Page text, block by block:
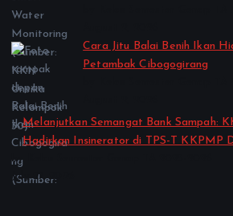
Cara Jitu Balai Benih Ikan
Petambak Cibogogirang
Melanjutkan Semangat Bank Sampah:
Hadirkan Insinerator di TPS-T KKPMP
by Kelas Semester Genap TA 2025-2026
July 27, 2026